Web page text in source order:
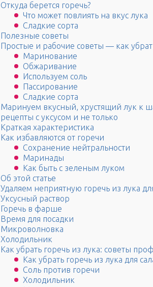
Откуда берется горечь?
Что может повлиять на вкус лука
Сладкие сорта
Полезные советы
Простые и рабочие советы — как
Маринование
Обжаривание
Используем соль
Пассирование
Сладкие сорта
Маринуем вкусный, хрустящий лук к
рецепты с уксусом и не только
Краткая характеристика
Как избавляются от горечи
Сохранение нейтральности
Маринады
Как быть с зеленым луком
Об этой статье
Удаляем неприятную горечь из лука
Уксусный раствор
Горечь в фарше
Время для посадки
Микроволновка
Холодильник
Как убрать горечь из лука: советы
Как убрать горечь из лука для
Соль против горечи
Холодильник